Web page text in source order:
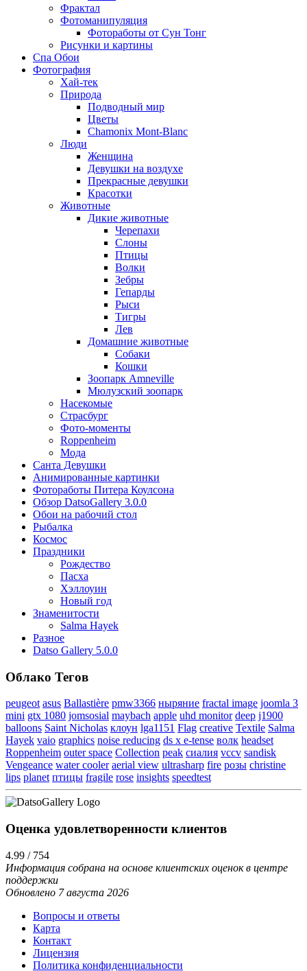
Фрактал
Фотоманипуляция
Фотоработы от Сун Тонг
Рисунки и картины
Спа Обои
Фотография
Хай-тек
Природа
Подводный мир
Цветы
Chamonix Mont-Blanc
Люди
Женщина
Девушки на воздухе
Прекрасные девушки
Красотки
Животные
Дикие животные
Черепахи
Слоны
Птицы
Волки
Зебры
Гепарды
Рыси
Тигры
Лев
Домашние животные
Собаки
Кошки
Зоопарк Amneville
Мюлузский зоопарк
Насекомые
Страсбург
Фото-моменты
Roppenheim
Мода
Санта Девушки
Aнимированные картинки
Фотоработы Питера Коулсона
Обзор DatsoGallery 3.0.0
Обои на рабочий стол
Рыбалка
Космос
Праздники
Рождество
Пасха
Хэллоуин
Новый год
Знаменитости
Salma Hayek
Разное
Datso Gallery 5.0.0
Облако Тегов
peugeot asus Ballastière pmw3366 ныряние fractal image joomla 3
mini gtx 1080 jomsosial maybach apple uhd monitor deep j1900
balloons Saint Nicholas клоун lga1151 Flag creative Textile Salma
Hayek vaio graphics noise reducing ds x e-tense волк headset
Roppenheim outer space Collection peak сиалия vccv sandisk
Vengeance water cooler aerial view ultrasharp fire розы christine
lips planet птицы fragile rose insights speedtest
Оценка удовлетворенности клиентов
4.99 / 754
Информация собрана на основе клиентских оценок в центре
поддержки
Обновлено 7 августа 2026
Вопросы и ответы
Карта
Контакт
Лицензия
Политика конфиденциальности